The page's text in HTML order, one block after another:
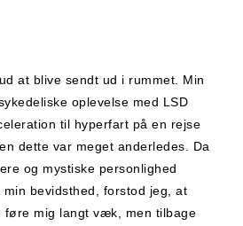
at blive sendt ud i rummet. Min
oplevelse med LSD
til hyperfart på en rejse
dette var meget anderledes. Da
og mystiske personlighed
bevidsthed, forstod jeg, at
føre mig langt væk, men tilbage